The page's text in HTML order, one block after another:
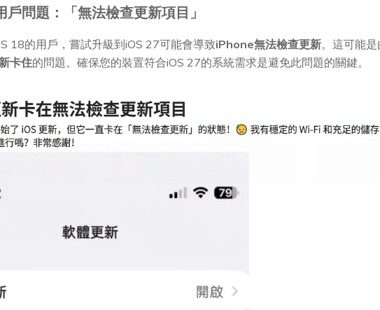
戶問題：「無法檢查更新項目」
18的用戶，嘗試升級到iOS 27可能會導致iPhone無法檢查更新。這可能
卡住的問題。確保您的裝置符合iOS 27的系統需求是避免此問題的關鍵。